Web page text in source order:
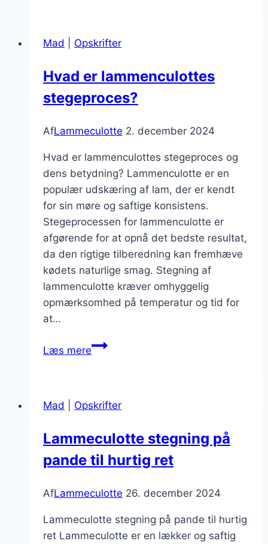
Mad
Opskrifter
Hvad er lammenculottes
stegeproces?
AfLammeculotte 2. december 2024
Hvad er lammenculottes stegeproces og
dens betydning? Lammenculotte er en
populær udskæring af lam, der er kendt
for sin møre og saftige konsistens.
Stegeprocessen for lammenculotte er
afgørende for at opnå det bedste resultat,
da den rigtige tilberedning kan fremhæve
kødets naturlige smag. Stegning af
lammenculotte kræver omhyggelig
opmærksomhed på temperatur og tid for
at…
Læs mereHvad
Mad
Opskrifter
Lammeculotte stegning på
pande til hurtig ret
AfLammeculotte 26. december 2024
Lammeculotte stegning på pande til hurtig
ret Lammeculotte er en lækker og saftig